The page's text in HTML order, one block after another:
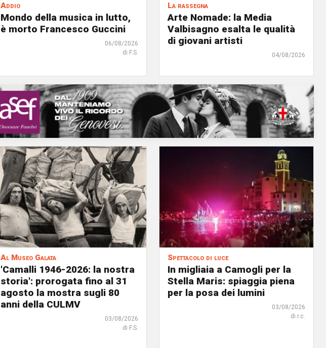
Addio
Mondo della musica in lutto,
è morto Francesco Guccini
06/08/2026
di F.S.
La rassegna
Arte Nomade: la Media
Valbisagno esalta le qualità
di giovani artisti
04/08/2026
Al Museo Galata
'Camalli 1946-2026: la nostra
storia': prorogata fino al 31
agosto la mostra sugli 80
anni della CULMV
03/08/2026
di F.S.
Spettacolo di luce
In migliaia a Camogli per la
Stella Maris: spiaggia piena
per la posa dei lumini
03/08/2026
di r.c.